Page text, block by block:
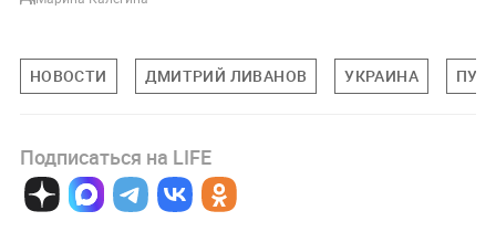
НОВОСТИ ДМИТРИЙ ЛИВАНОВ УКРАИНА
Подписаться на LIFE